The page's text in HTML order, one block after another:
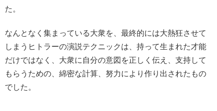
た。
なんとなく集まっている大衆を、最終的には大熱狂させて
しまうヒトラーの演説テクニックは、持って生まれた才能
だけではなく、大衆に自分の意図を正しく伝え、支持して
もらうための、綿密な計算、努力により作り出されたもの
でした。